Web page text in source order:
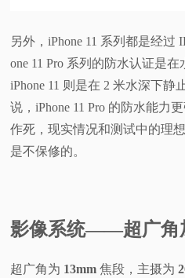
另外，iPhone 11 系列都是经过
one 11 Pro 系列的防水认证是
iPhone 11 则是在 2 米水深下静
说，iPhone 11 Pro 的防水能力
作死，现实情况和测试中的理
是不保修的。
影像系统——超广角
超广角为 13mm 焦段，主摄为